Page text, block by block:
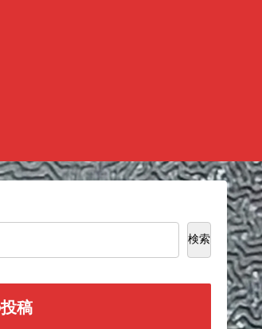
検索
稿